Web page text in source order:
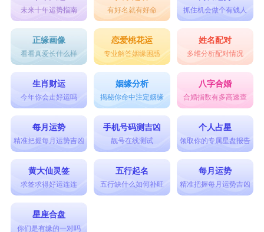
未来十年运势指南 有好名就有好命 抓住机会做个有钱人
正缘画像
看看真爱长什么样
恋爱桃花运
专业解答姻缘困惑
姓名配对
多维分析配对情况
生肖财运
今年你会走好运吗
姻缘分析
揭秘你命中注定姻缘
八字合婚
合婚指数有多高速查
每月运势
精准把握每月运势吉凶
手机号码测吉凶
靓号在线测试
个人占星
领取你的专属星盘报告
黄大仙灵签
求签求得好运连连
五行起名
五行缺什么如何补旺
每月运势
精准把握每月运势吉凶
星座合盘
你们是有缘的一对吗